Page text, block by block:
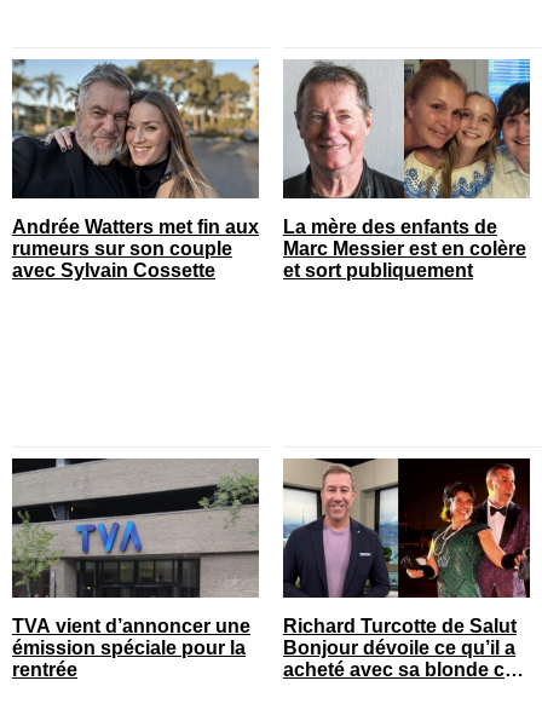
Andrée Watters met fin aux
rumeurs sur son couple
avec Sylvain Cossette
La mère des enfants de
Marc Messier est en colère
et sort publiquement
TVA vient d’annoncer une
émission spéciale pour la
rentrée
Richard Turcotte de Salut
Bonjour dévoile ce qu’il a
acheté avec sa blonde cet